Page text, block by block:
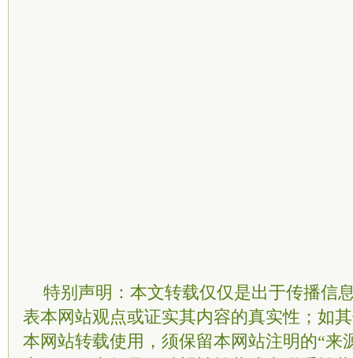
特别声明：本文转载仅仅是出于传播信
表本网站观点或证实其内容的真实性；如
本网站转载使用，须保留本网站注明的“来